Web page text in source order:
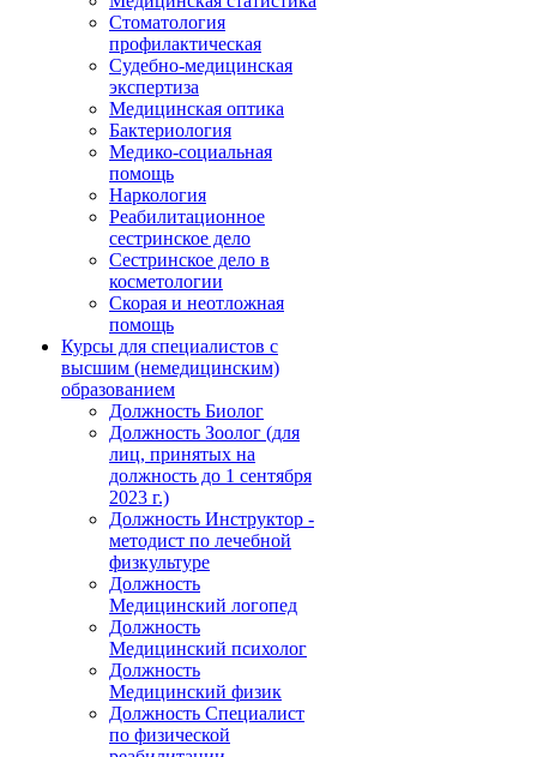
Стоматология
профилактическая
Судебно-медицинская
экспертиза
Медицинская оптика
Бактериология
Медико-социальная
помощь
Наркология
Реабилитационное
сестринское дело
Сестринское дело в
косметологии
Скорая и неотложная
помощь
Курсы для специалистов с
высшим (немедицинским)
образованием
Должность Биолог
Должность Зоолог (для
лиц, принятых на
должность до 1 сентября
2023 г.)
Должность Инструктор -
методист по лечебной
физкультуре
Должность
Медицинский логопед
Должность
Медицинский психолог
Должность
Медицинский физик
Должность Специалист
по физической